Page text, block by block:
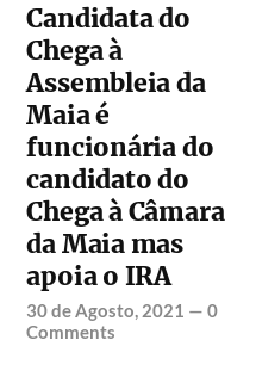
Candidata do
Chega à
Assembleia da
Maia é
funcionária do
candidato do
Chega à Câmara
da Maia mas
apoia o IRA
30 de Agosto, 2021 —0
Comments